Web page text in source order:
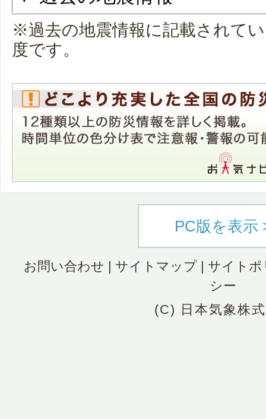
※過去の地震情報に記載されて
度です。
PC版を表示
お問い合わせ | サイトマップ| サイトポ
シー
(C) 日本気象株